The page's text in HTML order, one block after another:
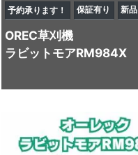
予約承ります！ 保証有り 新品
OREC草刈機
ラビットモアRM984X